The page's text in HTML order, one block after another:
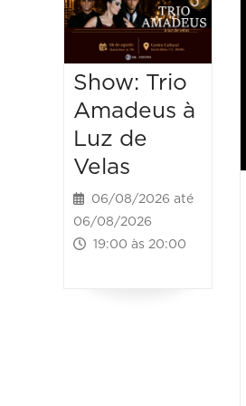
Show: Trio
Amadeus à
Luz de
Velas
06/08/2026 até
06/08/2026
19:00 às 20:00